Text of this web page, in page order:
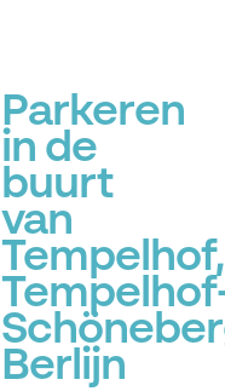
Parkeren
in de
buurt
van
Tempelhof,
Berlijn